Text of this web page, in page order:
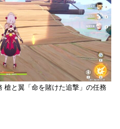
と翼「命を賭けた追撃」の任務